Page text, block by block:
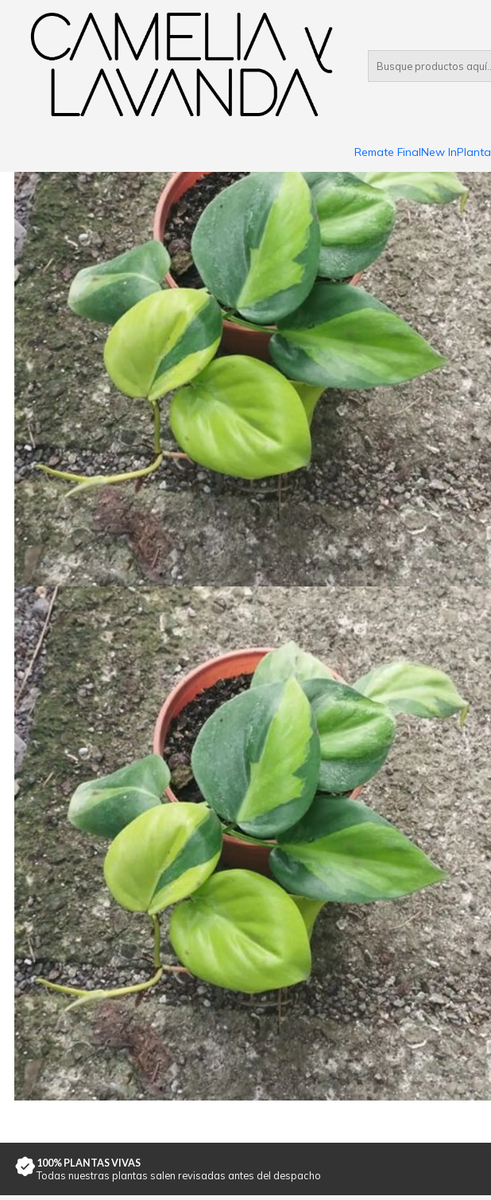
Remate FinalNew InPlanta
Inicio Planta Plantas De interior Philodendro Cordatum Brasil
100% PLANTAS VIVAS
Todas nuestras plantas salen revisadas antes del despacho